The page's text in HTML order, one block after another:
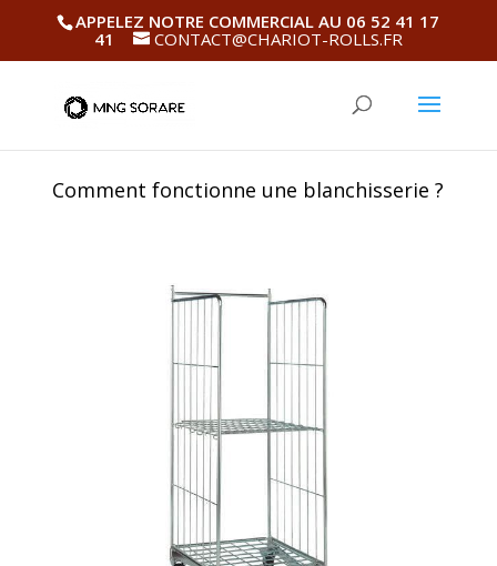
APPELEZ NOTRE COMMERCIAL AU 06 52 41 17
41
CONTACT@CHARIOT-ROLLS.FR
Comment fonctionne une blanchisserie ?